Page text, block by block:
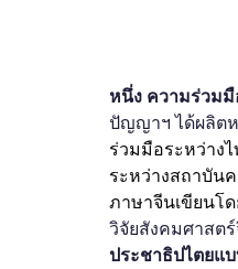
หนึ่ง ความร่วม
ปัญญาฯ ได้ผลิตห
ร่วมมือระหว่าง
ระหว่างสถาบัน
ภาษาจีนเขียนโด
วิจัยสังคมศาสต
ประชาธิปไตยแ